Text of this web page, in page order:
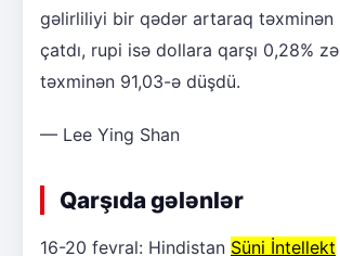
gəlirliliyi bir qədər artaraq təxminən
çatdı, rupi isə dollara qarşı 0,28%
təxminən 91,03-ə düşdü.
— Lee Ying Shan
Qarşıda gələnlər
16-20 fevral: Hindistan Süni İntellekt